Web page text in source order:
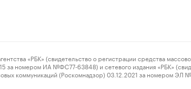
«РБК» (свидетельство о регистрации средства
номером ИА №ФС77-63848) и сетевого издания «РБК»
коммуникаций (Роскомнадзор) 03.12.2021 за номером